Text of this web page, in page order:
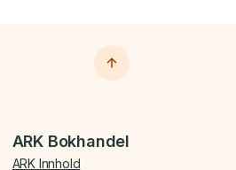
ARK Bokhandel
ARK Innhold